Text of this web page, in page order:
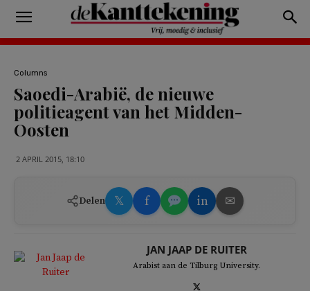
Columns
Saoedi-Arabië, de nieuwe
politieagent van het Midden-
Oosten
2 APRIL 2015, 18:10
Delen 𝕏 f in ✉
JAN JAAP DE RUITER
Arabist aan de Tilburg University.